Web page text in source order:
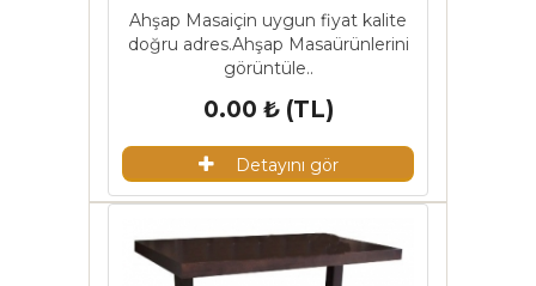
Ahşap Masaiçin uygun fiyat kalite
doğru adres.Ahşap Masaürünlerini
görüntüle..
0.00 ₺ (TL)
Detayını gör